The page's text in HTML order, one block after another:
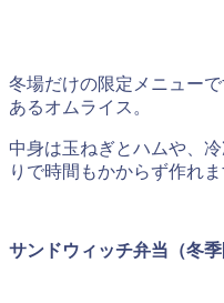
冬場だけの限定メニュー
あるオムライス。
中身は玉ねぎとハムや、
りで時間もかからず作れま
サンドウィッチ弁当（冬季